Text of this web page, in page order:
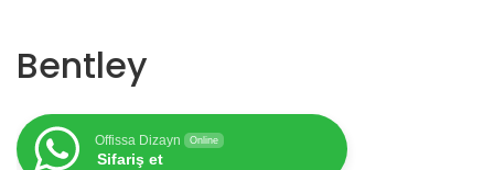
Bentley
Offissa Dizayn Online
Sifariş et